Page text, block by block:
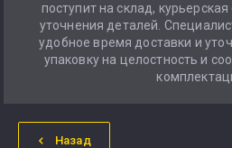
поступит на склад,
уточнения деталей.
удобное время доставки и
упаковку на целостность и
Назад